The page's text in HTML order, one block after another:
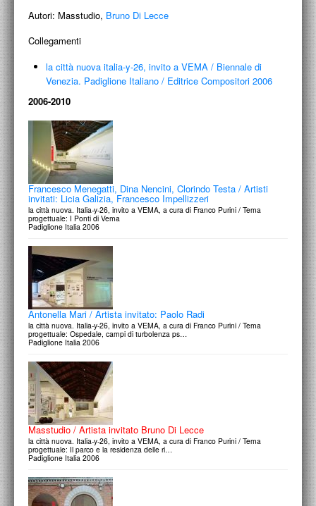
Autori: Masstudio, Bruno Di Lecce
Collegamenti
la città nuova italia-y-26, invito a VEMA / Biennale di
Venezia. Padiglione Italiano / Editrice Compositori 2006
2006-2010
Francesco Menegatti, Dina Nencini, Clorindo Testa / Artisti
invitati: Licia Galizia, Francesco Impellizzeri
la città nuova. Italia-y-26, invito a VEMA, a cura di Franco Purini / Tema
progettuale: I Ponti di Vema
Padiglione Italia 2006
Antonella Mari / Artista invitato: Paolo Radi
la città nuova. Italia-y-26, invito a VEMA, a cura di Franco Purini / Tema
progettuale: Ospedale, campi di turbolenza ps…
Padiglione Italia 2006
Masstudio / Artista invitato Bruno Di Lecce
la città nuova. Italia-y-26, invito a VEMA, a cura di Franco Purini / Tema
progettuale: Il parco e la residenza delle ri…
Padiglione Italia 2006